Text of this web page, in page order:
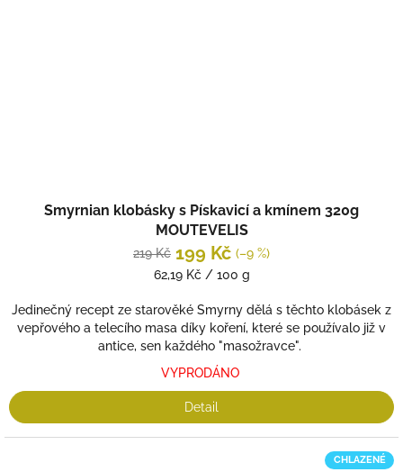
Smyrnian klobásky s Pískavicí a kmínem 320g
MOUTEVELIS
219 Kč 199 Kč (–9 %)
Měrná
62,19 Kč / 100 g
Jedinečný recept ze starověké Smyrny dělá s těchto klobásek z
vepřového a telecího masa díky koření, které se používalo již v
antice, sen každého "masožravce".
VYPRODÁNO
Detail
CHLAZENÉ